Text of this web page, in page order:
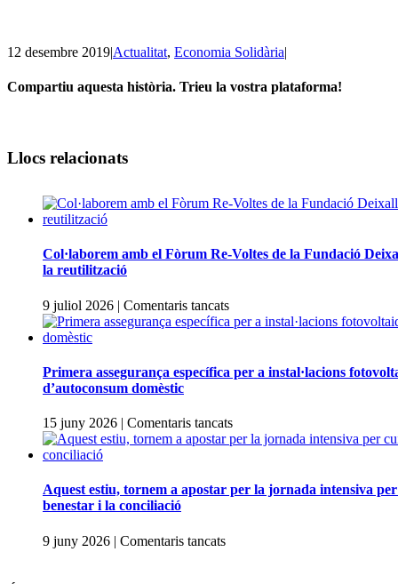
12 desembre 2019|Actualitat, Economia Solidària|
Compartiu aquesta història. Trieu la vostra plataforma!
Llocs relacionats
Col·laborem amb el Fòrum Re-Voltes de la Fundació
la reutilització
9 juliol 2026 | Comentaris tancatsa
Col·laborem
Fòrum
Re-
la
Fundació
impulsar
Primera assegurança específica per a instal·lacions
d’autoconsum domèstic
15 juny 2026 | Comentaris tancatsa
Primera
per
a
Aquest estiu, tornem a apostar per la jornada intensiva
benestar i la conciliació
9 juny 2026 | Comentaris tancatsa